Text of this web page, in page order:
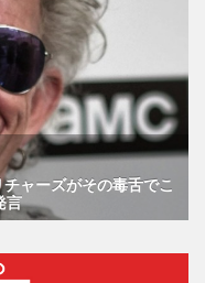
ャーズがその毒舌でこ
言